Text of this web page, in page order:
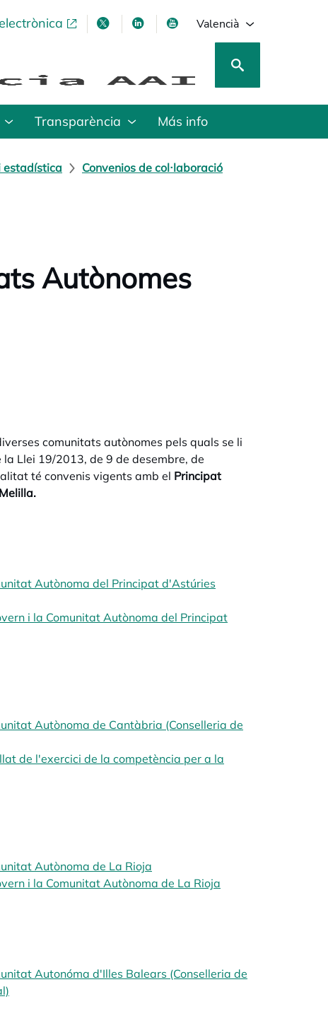
opens in a new tabopens in a new tab
opens in a new tab
opens in a new tab
Valencià
Transparència Más info
estadística Convenios de col·laboració
Autònomes
comunitats autònomes pels quals se li
Llei 19/2013, de 9 de desembre, de
té convenis vigents amb el Principat
Autònoma del Principat d'Astúries
i la Comunitat Autònoma del Principat
Autònoma de Cantàbria (Conselleria de
de l'exercici de la competència per a la
Autònoma de La Rioja
i la Comunitat Autònoma de La Rioja
Autonóma d'Illes Balears (Conselleria de